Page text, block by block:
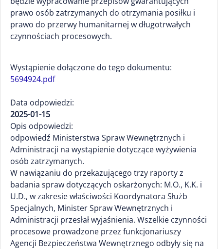
prawo osób zatrzymanych do otrzymania posiłku i
prawo do przerwy humanitarnej w długotrwałych
czynnościach procesowych.
Wystąpienie dołączone do tego dokumentu:
5694924.pdf
Data odpowiedzi:
2025-01-15
Opis odpowiedzi:
odpowiedź Ministerstwa Spraw Wewnętrznych i
Administracji na wystąpienie dotyczące wyżywienia
osób zatrzymanych.
W nawiązaniu do przekazującego trzy raporty z
badania spraw dotyczących oskarżonych: M.O., K.K. i
U.D., w zakresie właściwości Koordynatora Służb
Specjalnych, Minister Spraw Wewnętrznych i
Administracji przesłał wyjaśnienia. Wszelkie czynności
procesowe prowadzone przez funkcjonariuszy
Agencji Bezpieczeństwa Wewnętrznego odbyły się na